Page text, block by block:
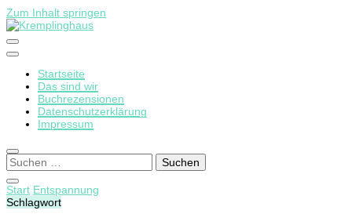
Zum Inhalt springen
Kremplinghaus
Startseite
Das sind wir
Buchrezensionen
Datenschutzerklärung
Impressum
Suchen
nach:
Start Entspannung
Schlagwort